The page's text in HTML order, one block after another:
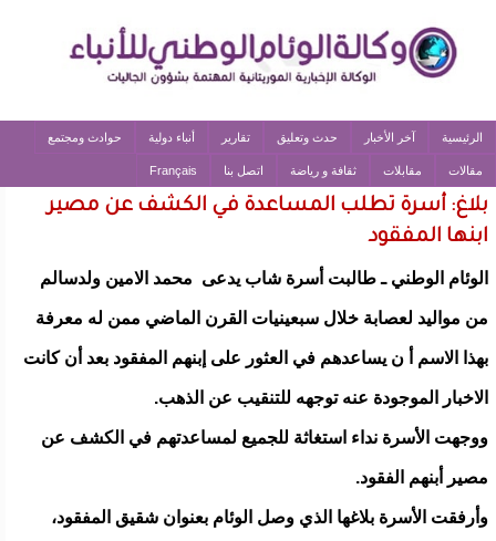
الرئيسية آخر الأخبار حدث وتعليق تقارير أنباء دولية حوادث ومجتمع
مقالات مقابلات ثقافة و رياضة اتصل بنا Français
بلاغ: أسرة تطلب المساعدة في الكشف عن مصير
ابنها المفقود
الوئام الوطني ـ طالبت أسرة شاب يدعى محمد الامين ولدسالم
من مواليد لعصابة خلال سبعينيات القرن الماضي ممن له معرفة
بهذا الاسم أ ن يساعدهم في العثور على إبنهم المفقود بعد أن كانت
الاخبار الموجودة عنه توجهه للتنقيب عن الذهب.
ووجهت الأسرة نداء استغاثة للجميع لمساعدتهم في الكشف عن
مصير أبنهم الفقود.
وأرفقت الأسرة بلاغها الذي وصل الوئام بعنوان شقيق المفقود،